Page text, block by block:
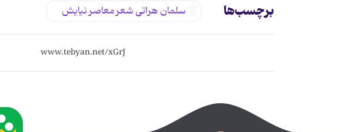
برچسب‌ها سلمان هراتی شعر معاصر نیایش